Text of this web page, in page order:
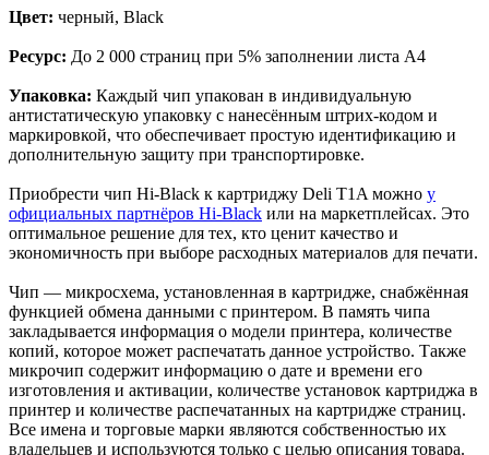
Цвет: черный, Black
Ресурс: До 2 000 страниц при 5% заполнении листа A4
Упаковка: Каждый чип упакован в индивидуальную
антистатическую упаковку с нанесённым штрих-кодом и
маркировкой, что обеспечивает простую идентификацию и
дополнительную защиту при транспортировке.
Приобрести чип Hi-Black к картриджу Deli T1A можно у
официальных партнёров Hi-Black или на маркетплейсах. Это
оптимальное решение для тех, кто ценит качество и
экономичность при выборе расходных материалов для печати.
Чип — микросхема, установленная в картридже, снабжённая
функцией обмена данными с принтером. В память чипа
закладывается информация о модели принтера, количестве
копий, которое может распечатать данное устройство. Также
микрочип содержит информацию о дате и времени его
изготовления и активации, количестве установок картриджа в
принтер и количестве распечатанных на картридже страниц.
Все имена и торговые марки являются собственностью их
владельцев и используются только с целью описания товара.